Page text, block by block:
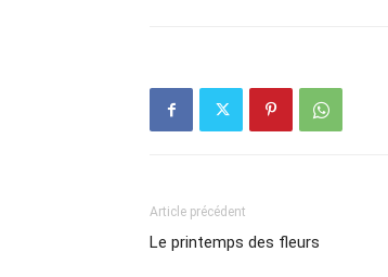
Article précédent
Le printemps des fleurs